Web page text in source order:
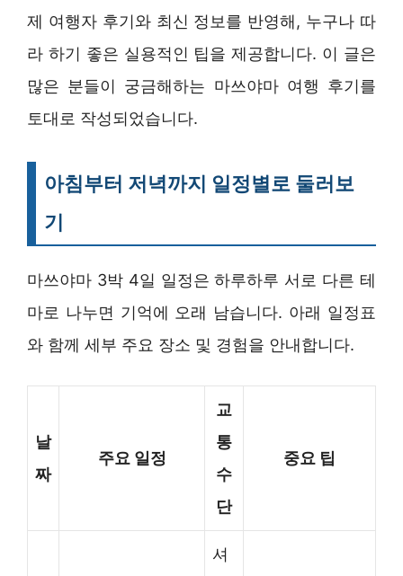
제 여행자 후기와 최신 정보를 반영해, 누구나 따
라 하기 좋은 실용적인 팁을 제공합니다. 이 글은
많은 분들이 궁금해하는 마쓰야마 여행 후기를
토대로 작성되었습니다.
아침부터 저녁까지 일정별로 둘러보
기
마쓰야마 3박 4일 일정은 하루하루 서로 다른 테
마로 나누면 기억에 오래 남습니다. 아래 일정표
와 함께 세부 주요 장소 및 경험을 안내합니다.
날
짜
주요 일정
교
통
수
단
중요 팁
셔